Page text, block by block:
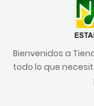
Bienvenidos a
todo lo que